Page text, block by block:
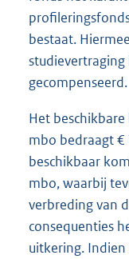
bestaat.
gecompenseerd.
Het
mbo bedraagt
beschikbaar
mbo, waarbij
verbreding van
consequenties
uitkering.